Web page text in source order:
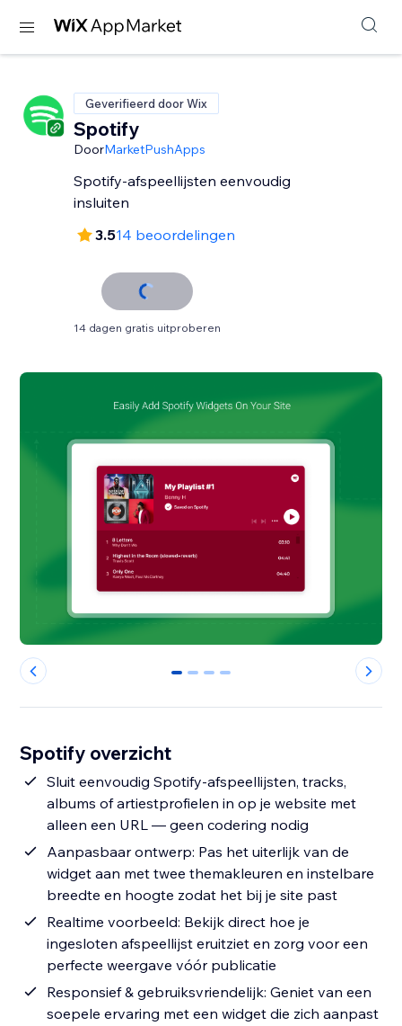
Geverifieerd door Wix
Spotify
DoorMarketPushApps
Spotify-afspeellijsten eenvoudig
insluiten
3.514 beoordelingen
14 dagen gratis uitproberen
0 1 2 3
Spotify overzicht
Sluit eenvoudig Spotify-afspeellijsten, tracks,
albums of artiestprofielen in op je website met
alleen een URL — geen codering nodig
Aanpasbaar ontwerp: Pas het uiterlijk van de
widget aan met twee themakleuren en instelbare
breedte en hoogte zodat het bij je site past
Realtime voorbeeld: Bekijk direct hoe je
ingesloten afspeellijst eruitziet en zorg voor een
perfecte weergave vóór publicatie
Responsief & gebruiksvriendelijk: Geniet van een
soepele ervaring met een widget die zich aanpast